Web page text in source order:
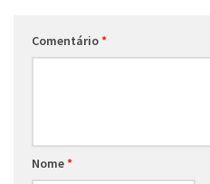
Comentário*
Nome*